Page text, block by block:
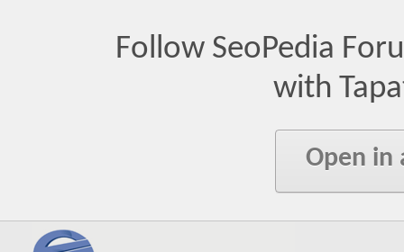
Follow SeoPedia
with
Open in